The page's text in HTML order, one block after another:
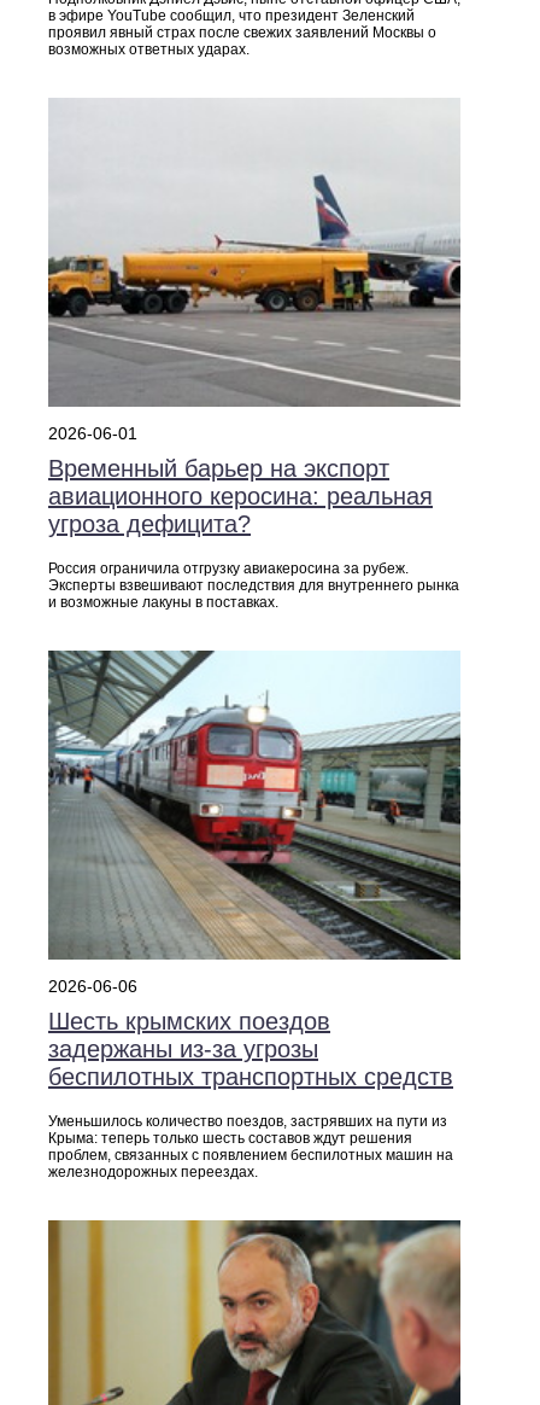
в эфире YouTube сообщил, что президент Зеленский
проявил явный страх после свежих заявлений Москвы о
возможных ответных ударах.
2026-06-01
Временный барьер на экспорт
авиационного керосина: реальная
угроза дефицита?
Россия ограничила отгрузку авиакеросина за рубеж.
Эксперты взвешивают последствия для внутреннего рынка
и возможные лакуны в поставках.
2026-06-06
Шесть крымских поездов
задержаны из‑за угрозы
беспилотных транспортных средств
Уменьшилось количество поездов, застрявших на пути из
Крыма: теперь только шесть составов ждут решения
проблем, связанных с появлением беспилотных машин на
железнодорожных переездах.